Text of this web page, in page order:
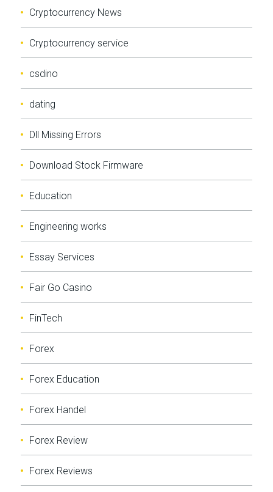
Cryptocurrency News
Cryptocurrency service
csdino
dating
Dll Missing Errors
Download Stock Firmware
Education
Engineering works
Essay Services
Fair Go Casino
FinTech
Forex
Forex Education
Forex Handel
Forex Review
Forex Reviews